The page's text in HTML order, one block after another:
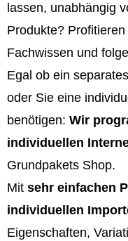
lassen, unabhängig
Produkte?
Fachwissen und
Egal ob ein
oder Sie eine
benötigen: Wir
individuellen
Grundpakets Shop.
Mit sehr einfachen
individuellen
Eigenschaften,